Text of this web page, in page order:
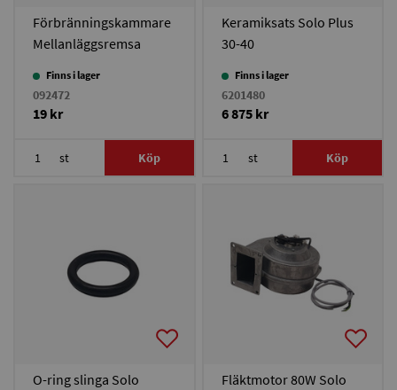
Förbränningskammare
Mellanläggsremsa
Finns i lager
092472
19 kr
st Köp
Keramiksats Solo Plus
30-40
Finns i lager
6201480
6 875 kr
st Köp
O-ring slinga Solo
Fläktmotor 80W Solo